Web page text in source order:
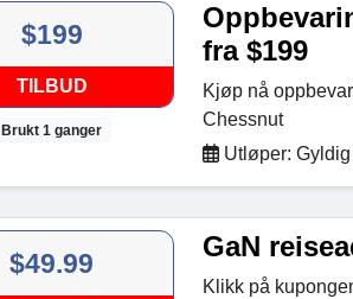
$199
TILBUD
Brukt 1 ganger
fra $199
Kjøp nå
Chessnut
Utløper: Gyldig
$49.99
GaN
Klikk på